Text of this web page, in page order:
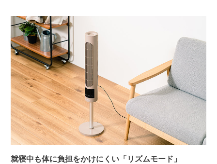
就寝中も体に負担をかけにくい「リズムモード」